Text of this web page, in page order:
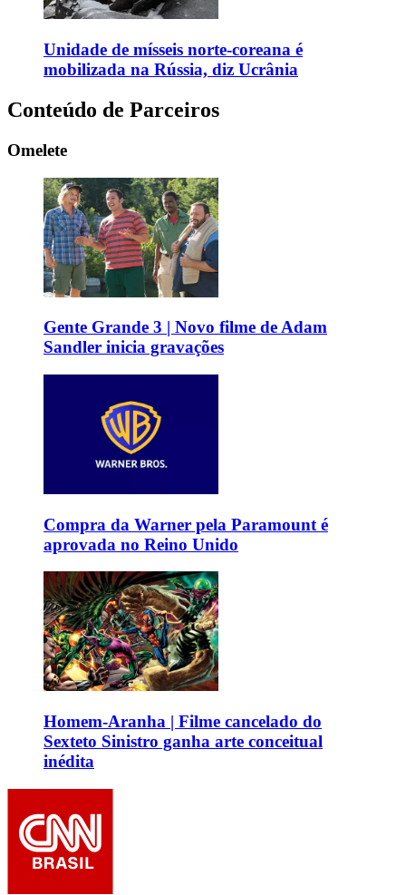
Unidade de mísseis norte-coreana é
mobilizada na Rússia, diz Ucrânia
Conteúdo de Parceiros
Omelete
Gente Grande 3 | Novo filme de Adam
Sandler inicia gravações
Compra da Warner pela Paramount é
aprovada no Reino Unido
Homem-Aranha | Filme cancelado do
Sexteto Sinistro ganha arte conceitual
inédita